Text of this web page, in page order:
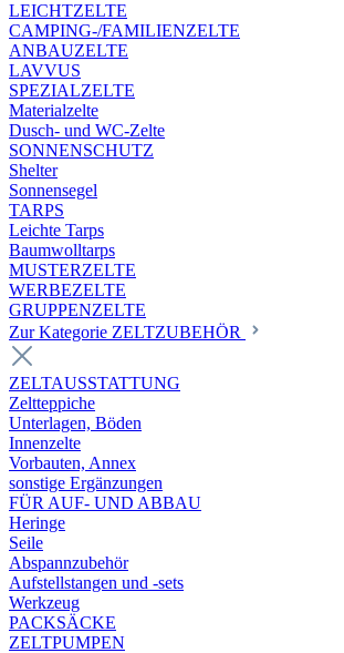
LEICHTZELTE
CAMPING-/FAMILIENZELTE
ANBAUZELTE
LAVVUS
SPEZIALZELTE
Materialzelte
Dusch- und WC-Zelte
SONNENSCHUTZ
Shelter
Sonnensegel
TARPS
Leichte Tarps
Baumwolltarps
MUSTERZELTE
WERBEZELTE
GRUPPENZELTE
Zur Kategorie ZELTZUBEHÖR
ZELTAUSSTATTUNG
Zeltteppiche
Unterlagen, Böden
Innenzelte
Vorbauten, Annex
sonstige Ergänzungen
FÜR AUF- UND ABBAU
Heringe
Seile
Abspannzubehör
Aufstellstangen und -sets
Werkzeug
PACKSÄCKE
ZELTPUMPEN